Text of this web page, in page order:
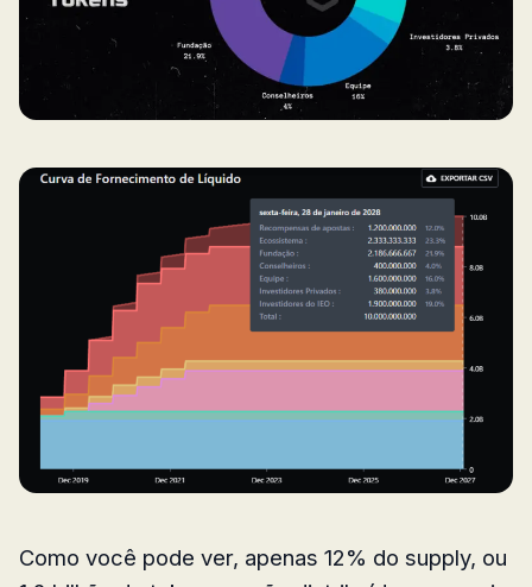
Como você pode ver, apenas 12% do supply, ou